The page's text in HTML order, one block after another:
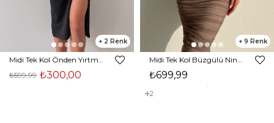
2
₺300,00
₺599,99
9
₺699,99
2